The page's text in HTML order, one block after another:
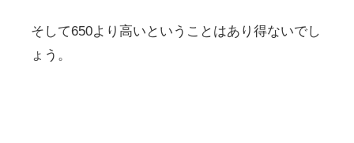
そして650より高いということはあり得ないでし
ょう。